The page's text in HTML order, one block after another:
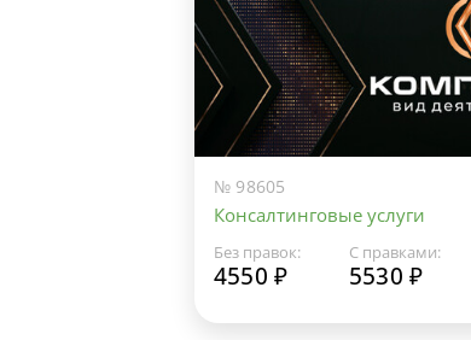
№ 98605
Консалтинговые услуги
Без правок:
4550 ₽
С правками:
5530 ₽